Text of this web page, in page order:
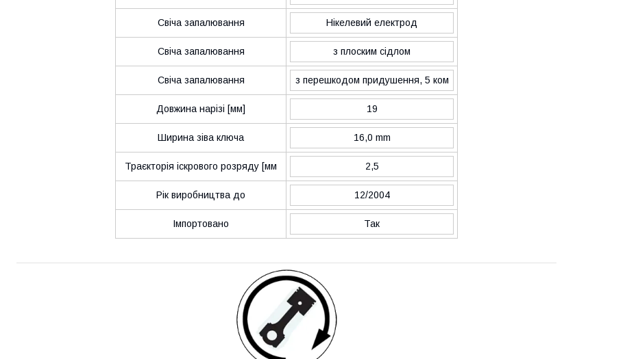
Свіча запалювання Нікелевий електрод
Свіча запалювання з плоским сідлом
Свіча запалювання з перешкодом придушення, 5 ком
Довжина нарізі [мм] 19
Ширина зіва ключа 16,0 mm
Траєкторія іскрового розряду [мм 2,5
Рік виробництва до 12/2004
Імпортовано Так